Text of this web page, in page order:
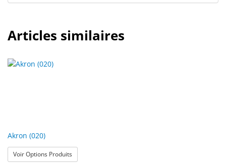
Articles similaires
Akron (020)
Voir Options Produits: Akron (020)